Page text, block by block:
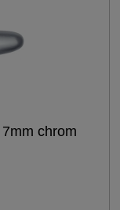
chrom